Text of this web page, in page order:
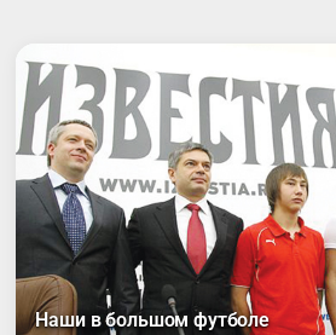
Наши в большом футболе